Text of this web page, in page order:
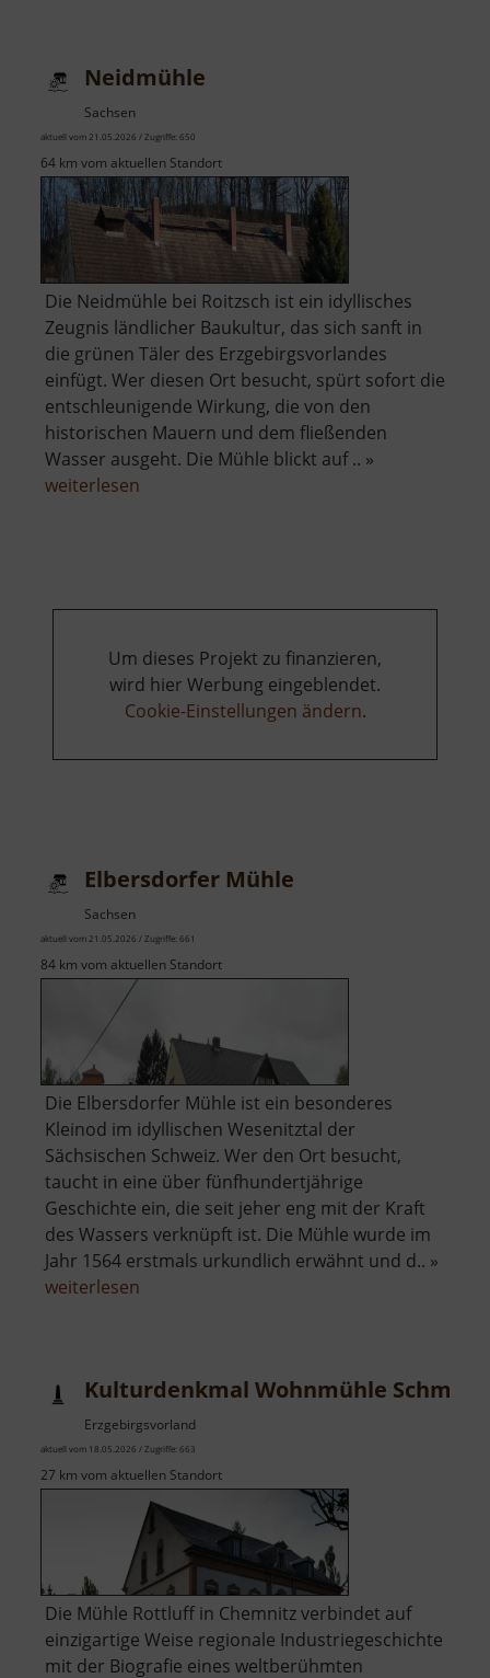
Neidmühle
Sachsen
aktuell vom 21.05.2026 / Zugriffe: 650
64 km vom aktuellen Standort
Die Neidmühle bei Roitzsch ist ein idyllisches
Zeugnis ländlicher Baukultur, das sich sanft in
die grünen Täler des Erzgebirgsvorlandes
einfügt. Wer diesen Ort besucht, spürt sofort die
entschleunigende Wirkung, die von den
historischen Mauern und dem fließenden
Wasser ausgeht. Die Mühle blickt auf .. »
weiterlesen
Um dieses Projekt zu finanzieren,
wird hier Werbung eingeblendet.
Cookie-Einstellungen ändern.
Elbersdorfer Mühle
Sachsen
aktuell vom 21.05.2026 / Zugriffe: 661
84 km vom aktuellen Standort
Die Elbersdorfer Mühle ist ein besonderes
Kleinod im idyllischen Wesenitztal der
Sächsischen Schweiz. Wer den Ort besucht,
taucht in eine über fünfhundertjährige
Geschichte ein, die seit jeher eng mit der Kraft
des Wassers verknüpft ist. Die Mühle wurde im
Jahr 1564 erstmals urkundlich erwähnt und d.. »
weiterlesen
Kulturdenkmal Wohnmühle
Erzgebirgsvorland
aktuell vom 18.05.2026 / Zugriffe: 663
27 km vom aktuellen Standort
Die Mühle Rottluff in Chemnitz verbindet auf
einzigartige Weise regionale Industriegeschichte
mit der Biografie eines weltberühmten